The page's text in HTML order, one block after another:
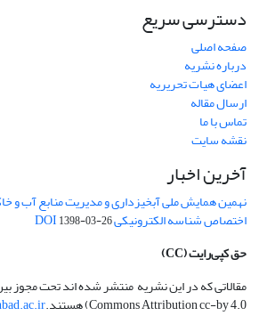
دسترسی سریع
صفحه اصلی
درباره نشریه
اعضای هیات تحریریه
ارسال مقاله
تماس با ما
نقشه سایت
آخرین اخبار
نهمین همایش ملی آبخیزداری و مدیریت منابع آب و
اختصاص شناسه الکترونیکی DOI1398-03-26
حق کپی‌رایت(CC)
Commons Attribution cc-by 4.0) هستند.